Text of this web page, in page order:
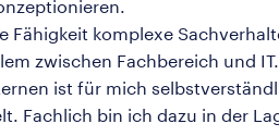
Fähigkeit komplexe
zwischen Fachbereich und
ist für mich
Fachlich bin ich dazu in der